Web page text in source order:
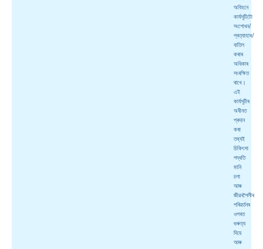
অবিহনে
কাৰ্যসূচীটো
সংশোধন/
প্ৰত্যাহাৰ/
বাতিল
কৰাৰ
অধিকাৰ
সংৰক্ষিত
ৰাখে।
এই
কাৰ্যসূচীৰ
অধীনত
প্ৰদান
কৰা
তথ্যই
চিকিৎসা
পদ্ধতি
মানি
চলা
আৰু
জীৱনশৈলীৰ
পৰিৱৰ্তনৰ
ওপৰত
গুৰুত্ব
দিয়ে
আৰু